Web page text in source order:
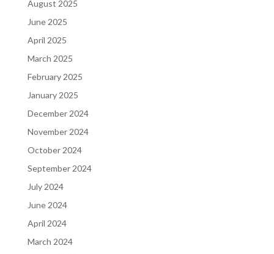
August 2025
June 2025
April 2025
March 2025
February 2025
January 2025
December 2024
November 2024
October 2024
September 2024
July 2024
June 2024
April 2024
March 2024